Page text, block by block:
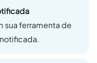
sua ferramenta de